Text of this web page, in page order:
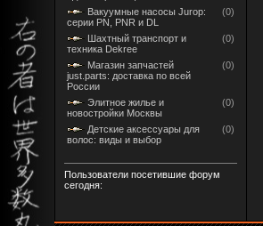
Вакуумные насосы Jurop:
серии PN, PNR и DL
(0)
Шахтный транспорт и
техника Dekree
(0)
Магазин запчастей
just.parts: доставка по всей
России
(0)
Элитное жилье и
новостройки Москвы
(0)
Детские аксессуары для
волос: виды и выбор
(0)
Пользователи посетившие форум
сегодня: